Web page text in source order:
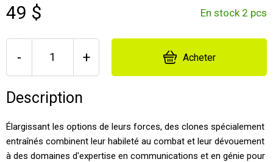
49 $ En stock 2 pcs
- + Acheter
Description
Élargissant les options de leurs forces, des clones spécialement
entraînés combinent leur habileté au combat et leur dévouement
à des domaines d'expertise en communications et en génie pour